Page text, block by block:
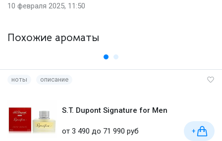
10 февраля 2025, 11:50
Похожие ароматы
ноты описание
S.T. Dupont Signature for Men
от 3 490 до 71 990 руб +